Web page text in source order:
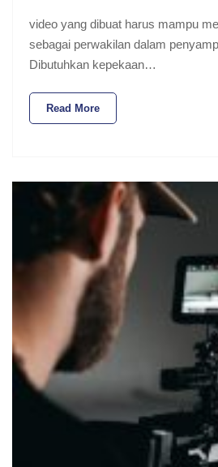
video yang dibuat harus mampu
sebagai perwakilan dalam
Dibutuhkan kepekaan…
Read More